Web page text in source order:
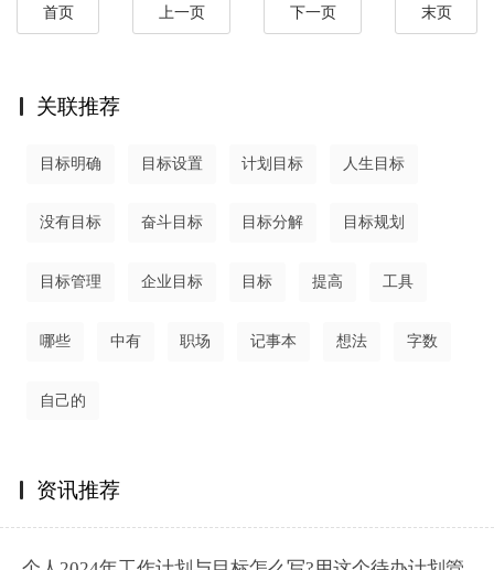
首页 上一页 下一页 末页
关联推荐
目标明确 目标设置 计划目标 人生目标
没有目标 奋斗目标 目标分解 目标规划
目标管理 企业目标 目标 提高 工具
哪些 中有 职场 记事本 想法 字数
自己的
资讯推荐